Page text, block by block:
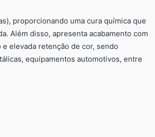
proporcionando uma cura química que
Além disso, apresenta acabamento com
elevada retenção de cor, sendo
equipamentos automotivos, entre